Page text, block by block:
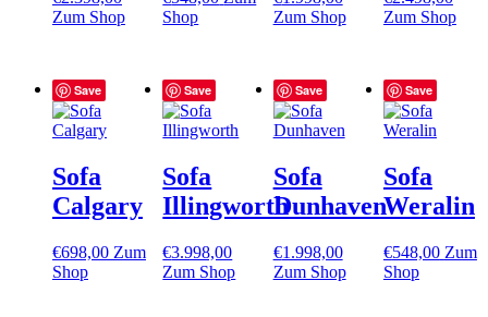
Zum Shop
Shop
Zum Shop
Zum Shop
Save
Sofa
Calgary
€698,00 Zum
Shop
Save
Sofa
Illingworth
€3.998,00
Zum Shop
Save
Sofa
Dunhaven
€1.998,00
Zum Shop
Save
Sofa
Weralin
€548,00 Zum
Shop